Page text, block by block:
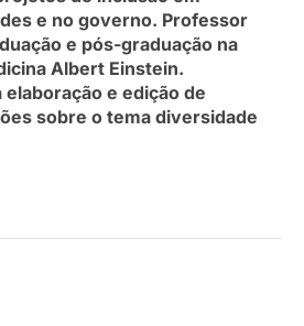
e no governo. Professor
e pós-graduação na
Albert Einstein.
e edição de
sobre o tema diversidade